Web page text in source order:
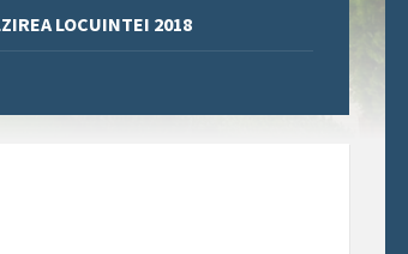
LOCUINTEI 2018